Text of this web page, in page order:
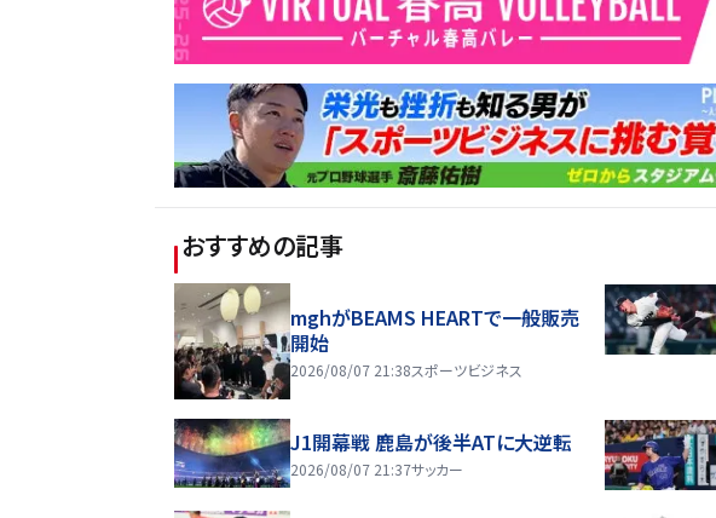
おすすめの記事
mghがBEAMS HEARTで一般販売
開始
2026/08/07 21:38スポーツビジネス
J1開幕戦 鹿島が後半ATに大逆転
2026/08/07 21:37サッカー